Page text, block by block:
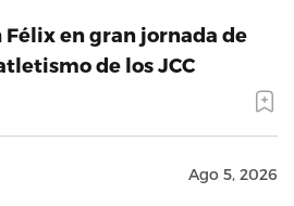
en gran jornada de
de los JCC
Ago 5, 2026